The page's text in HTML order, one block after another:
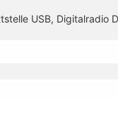
USB, Digitalradio